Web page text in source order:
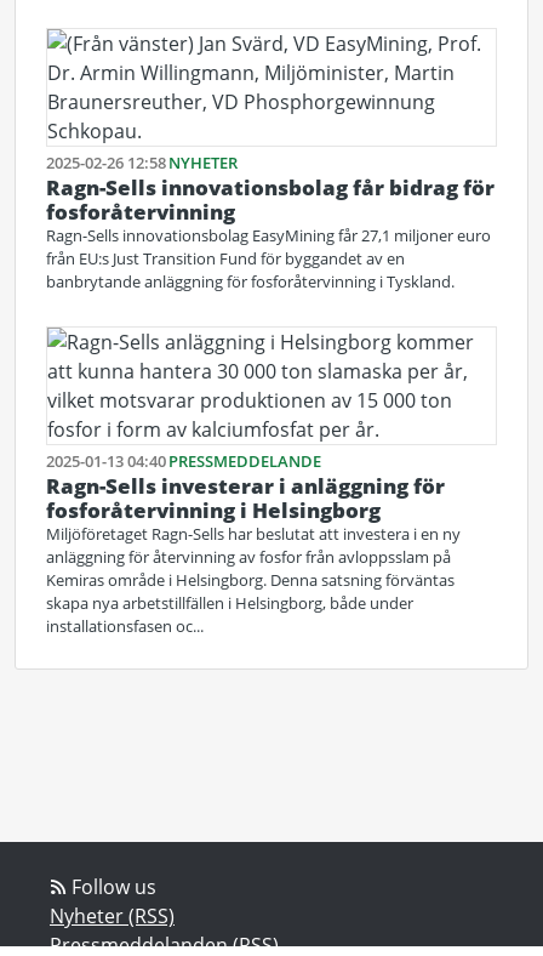
2025-02-26 12:58NYHETER
Ragn-Sells innovationsbolag får bidrag för
fosforåtervinning
Ragn-Sells innovationsbolag EasyMining får 27,1 miljoner euro
från EU:s Just Transition Fund för byggandet av en
banbrytande anläggning för fosforåtervinning i Tyskland.
2025-01-13 04:40PRESSMEDDELANDE
Ragn-Sells investerar i anläggning för
fosforåtervinning i Helsingborg
Miljöföretaget Ragn-Sells har beslutat att investera i en ny
anläggning för återvinning av fosfor från avloppsslam på
Kemiras område i Helsingborg. Denna satsning förväntas
skapa nya arbetstillfällen i Helsingborg, både under
installationsfasen oc...
Follow us
Nyheter (RSS)
Pressmeddelanden (RSS)